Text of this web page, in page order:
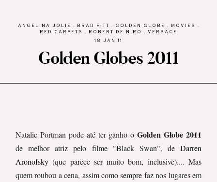
ANGELINA JOLIE . BRAD PITT . GOLDEN GLOBE . MOVIES .
RED CARPETS . ROBERT DE NIRO . VERSACE
18 JAN 11
Golden Globes 2011
Natalie Portman pode até ter ganho oGolden Globe 2011
de melhor atriz pelo filme "Black Swan", de Darren
Aronofsky(que parece ser muito bom, inclusive).... Mas
quem roubou a cena, assim como sempre faz nos lugares em